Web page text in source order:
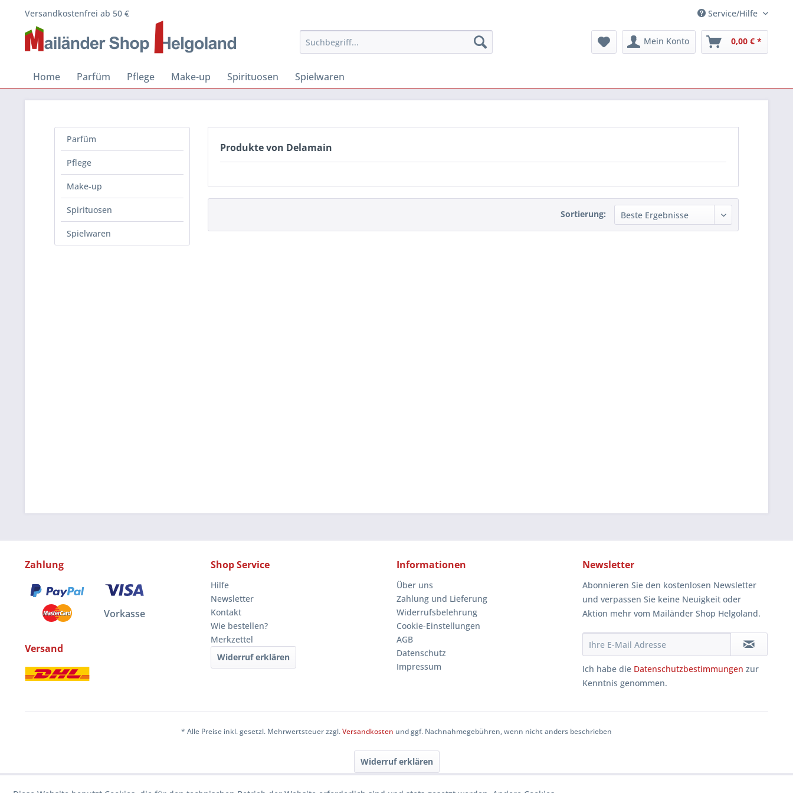
Versandkostenfrei ab 50 € Service/Hilfe
Mein Konto 0,00 € *
Home Parfüm Pflege Make-up Spirituosen Spielwaren
Parfüm
Pflege
Make-up
Spirituosen
Spielwaren
Produkte von Delamain
Sortierung:
Zahlung
Vorkasse
Versand
Shop Service
Hilfe
Newsletter
Kontakt
Wie bestellen?
Merkzettel
Widerruf erklären
Informationen
Über uns
Zahlung und Lieferung
Widerrufsbelehrung
Cookie-Einstellungen
AGB
Datenschutz
Impressum
Newsletter
Abonnieren Sie den kostenlosen Newsletter
und verpassen Sie keine Neuigkeit oder
Aktion mehr vom Mailänder Shop Helgoland.
Ich habe die Datenschutzbestimmungen zur
Kenntnis genommen.
* Alle Preise inkl. gesetzl. Mehrwertsteuer zzgl.Versandkosten und ggf. Nachnahmegebühren, wenn nicht anders beschrieben
Widerruf erklären